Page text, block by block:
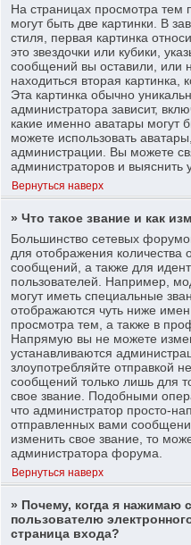
На страницах просмотра тем
могут быть две картинки. В
стиля, первая картинка
это звездочки или кубики,
сообщений вы оставили, или
находиться вторая картинка,
Эта картинка обычно
администратора зависит,
какие именно аватары могут
можете использовать
администрации. Вы можете
администраторов и выяснить
Вернуться наверх
» Что такое звание и как
Большинство сетевых
для отображения количества
сообщений, а также для
пользователей. Например,
могут иметь специальные
отображаются чуть ниже
просмотра тем, а также в
Напрямую вы не можете
устанавливаются
злоупотребляйте отправкой
сообщений только лишь для
свое звание. Подобными
что администратор просто-
отправленных вами
изменить свое звание, то
администратора форума.
Вернуться наверх
» Почему, когда я нажимаю
пользователю
страница входа?